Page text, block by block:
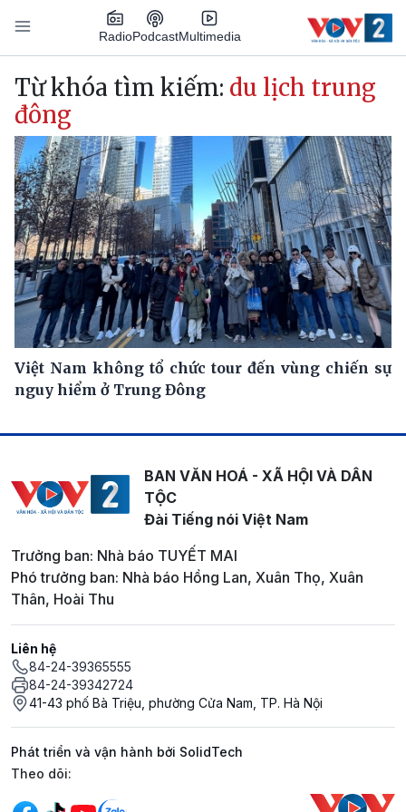
Nhảy đến nội dung
RadioPodcastMultimedia
Main navigation
Từ khóa tìm kiếm: du lịch trung
đông
Việt Nam không tổ chức tour đến vùng chiến sự
nguy hiểm ở Trung Đông
BAN VĂN HOÁ - XÃ HỘI VÀ DÂN
TỘC
Đài Tiếng nói Việt Nam
Trưởng ban: Nhà báo TUYẾT MAI
Phó trưởng ban: Nhà báo Hồng Lan, Xuân Thọ, Xuân
Thân, Hoài Thu
Liên hệ
84-24-39365555
84-24-39342724
41-43 phố Bà Triệu, phường Cửa Nam, TP. Hà Nội
Phát triển và vận hành bởi SolidTech
Mạng xã hội
Theo dõi: